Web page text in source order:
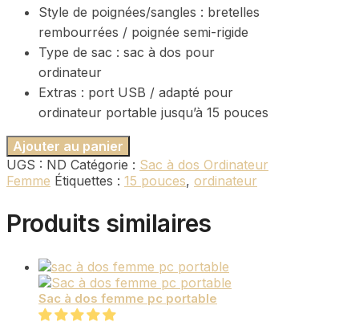
Style de poignées/sangles : bretelles
rembourrées / poignée semi-rigide
Type de sac : sac à dos pour
ordinateur
Extras : port USB / adapté pour
ordinateur portable jusqu’à 15 pouces
Ajouter au panier
UGS : ND Catégorie : Sac à dos Ordinateur
Femme Étiquettes : 15 pouces, ordinateur
Produits similaires
Sac à dos femme pc portable